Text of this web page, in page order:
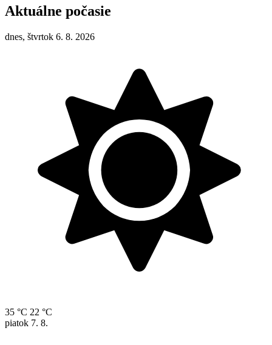
Aktuálne počasie
dnes, štvrtok 6. 8. 2026
35 °C 22 °C
piatok 7. 8.